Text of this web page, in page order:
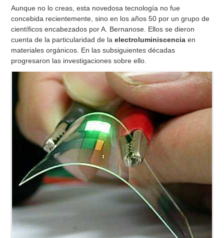
Aunque no lo creas, esta novedosa tecnología no fue
concebida recientemente, sino en los años 50 por un grupo de
científicos encabezados por A. Bernanose. Ellos se dieron
cuenta de la particularidad de laelectroluminiscencia en
materiales orgánicos. En las subsiguientes décadas
progresaron las investigaciones sobre ello.